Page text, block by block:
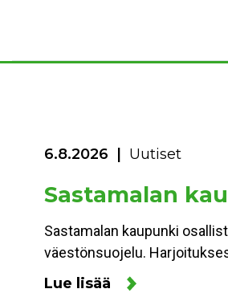
6.8.2026 Uutiset
Sastamalan
Sastamalan kaupunki
väestönsuojelu.
Lue lisää